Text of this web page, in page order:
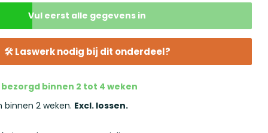
stap
Vul eerst alle gegevens in
🛠 Laswerk nodig bij dit onderdeel?
binnen 2 tot 4 weken
binnen 2 weken. Excl. lossen.